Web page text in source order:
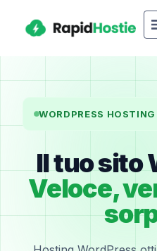
WORDPRESS
Il tuo sito
Veloce,